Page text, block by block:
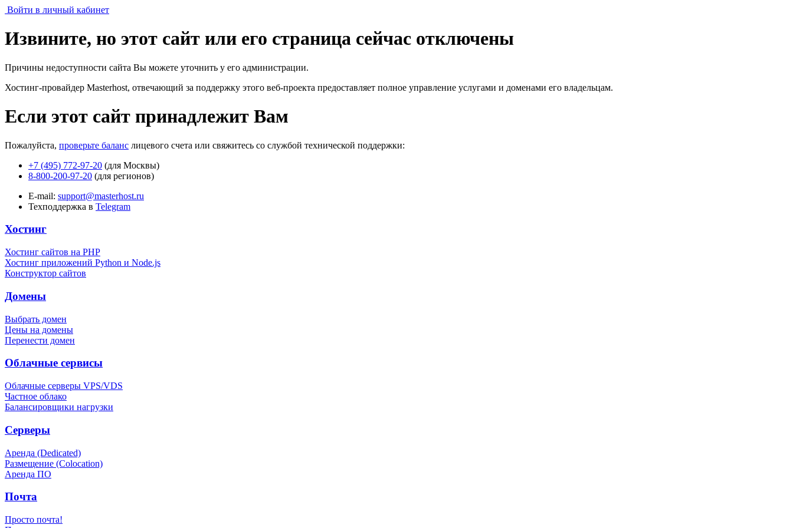
Войти в личный кабинет
Извините, но этот сайт или его страница сейчас отключены
Причины недоступности сайта Вы можете уточнить у его администрации.
Хостинг-провайдер Masterhost, отвечающий за поддержку этого веб-проекта предоставляет полное управление услугами и доменами его владельцам.
Если этот сайт принадлежит Вам
Пожалуйста, проверьте баланс лицевого счета или свяжитесь со службой технической поддержки:
+7 (495) 772-97-20 (для Москвы)
8-800-200-97-20 (для регионов)
E-mail: support@masterhost.ru
Техподдержка в Telegram
Хостинг
Хостинг сайтов на PHP
Хостинг приложений Python и Node.js
Конструктор сайтов
Домены
Выбрать домен
Цены на домены
Перенести домен
Облачные сервисы
Облачные серверы VPS/VDS
Частное облако
Балансировщики нагрузки
Серверы
Аренда (Dedicated)
Размещение (Colocation)
Аренда ПО
Почта
Просто почта!